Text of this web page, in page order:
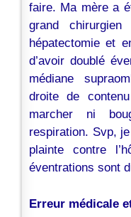
faire. Ma mère a
grand
hépatectomie et
d’avoir doublé
médiane
droite de
marcher ni
respiration. Svp,
plainte contre
éventrations sont
Erreur médicale